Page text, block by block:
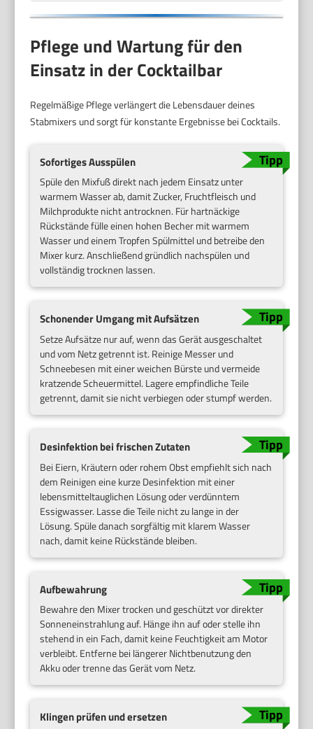
Pflege und Wartung für den
Einsatz in der Cocktailbar
Regelmäßige Pflege verlängert die Lebensdauer deines
Stabmixers und sorgt für konstante Ergebnisse bei Cocktails.
Sofortiges Ausspülen
Spüle den Mixfuß direkt nach jedem Einsatz unter
warmem Wasser ab, damit Zucker, Fruchtfleisch und
Milchprodukte nicht antrocknen. Für hartnäckige
Rückstände fülle einen hohen Becher mit warmem
Wasser und einem Tropfen Spülmittel und betreibe den
Mixer kurz. Anschließend gründlich nachspülen und
vollständig trocknen lassen.
Schonender Umgang mit Aufsätzen
Setze Aufsätze nur auf, wenn das Gerät ausgeschaltet
und vom Netz getrennt ist. Reinige Messer und
Schneebesen mit einer weichen Bürste und vermeide
kratzende Scheuermittel. Lagere empfindliche Teile
getrennt, damit sie nicht verbiegen oder stumpf werden.
Desinfektion bei frischen Zutaten
Bei Eiern, Kräutern oder rohem Obst empfiehlt sich nach
dem Reinigen eine kurze Desinfektion mit einer
lebensmitteltauglichen Lösung oder verdünntem
Essigwasser. Lasse die Teile nicht zu lange in der
Lösung. Spüle danach sorgfältig mit klarem Wasser
nach, damit keine Rückstände bleiben.
Aufbewahrung
Bewahre den Mixer trocken und geschützt vor direkter
Sonneneinstrahlung auf. Hänge ihn auf oder stelle ihn
stehend in ein Fach, damit keine Feuchtigkeit am Motor
verbleibt. Entferne bei längerer Nichtbenutzung den
Akku oder trenne das Gerät vom Netz.
Klingen prüfen und ersetzen